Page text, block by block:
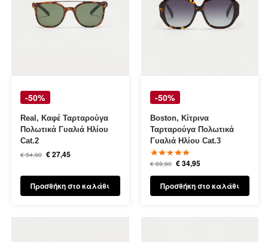
-50%
Real, Καφέ Ταρταρούγα
Πολωτικά Γυαλιά Ηλίου
Cat.2
€54,90 €27,45
Προσθήκη στο καλάθι
-50%
Boston, Κίτρινα
Ταρταρούγα Πολωτικά
Γυαλιά Ηλίου Cat.3
€69,90 €34,95
Προσθήκη στο καλάθι